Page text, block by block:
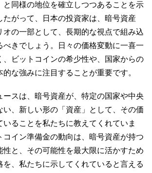
と同様の地位を確立しつつあることを示
たがって、日本の投資家は、暗号資産
オの一部として、長期的な視点で組み込
べきでしょう。日々の価格変動に一喜一
、ビットコインの希少性や、国家からの
な強みに注目することが重要です。
ースは、暗号資産が、特定の国家や中央
い、新しい形の「資産」として、その価
いることを私たちに教えてくれていま
コイン準備金の動向は、暗号資産が持つ
性と、その可能性を最大限に活かすため
を、私たちに示してくれていると言える